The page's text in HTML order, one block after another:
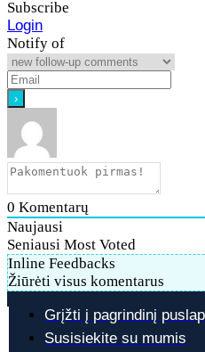
Subscribe
Login
Notify of
0 Komentarų
Naujausi
Seniausi Most Voted
Inline Feedbacks
Žiūrėti visus komentarus
Grįžti į pagrindinį
Susisiekite su mumis